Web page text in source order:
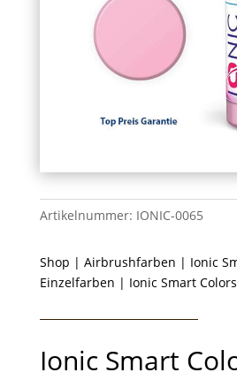
Artikelnummer: IONIC-0065
Shop | Airbrushfarben | Ionic
Einzelfarben | Ionic Smart
Ionic Smart